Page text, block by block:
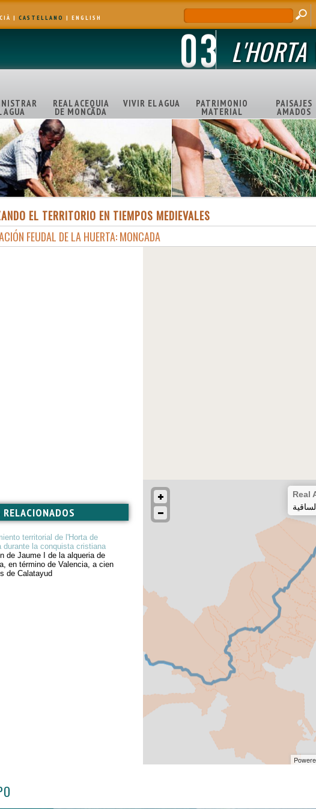
| CASTELLANO | ENGLISH
L'HORTA
AGUA
REAL ACEQUIA
DE MONCADA
VIVIR EL AGUA PATRIMONIO
MATERIAL
PAISAJES
AMADOS
EL TERRITORIO EN TIEMPOS MEDIEVALES
FEUDAL DE LA HUERTA: MONCADA
RELACIONADOS
territorial de l'Horta de
durante la conquista cristiana
de Jaume I de la alqueria de
en término de Valencia, a cien
de Calatayud